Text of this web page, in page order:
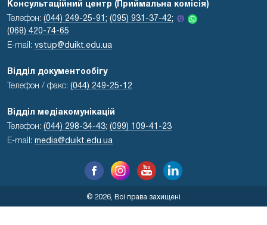
Консультаційний центр (Приймальна комісія)
Телефон: (044) 249-25-91; (095) 931-37-42;
(068) 420-74-65
E-mail: vstup@duikt.edu.ua
Відділ документообігу
Телефон / факс: (044) 249-25-12
Відділ медіакомунікацій
Телефон: (044) 298-34-43; (099) 109-41-23
E-mail: media@duikt.edu.ua
© 2026, Всі права захищені